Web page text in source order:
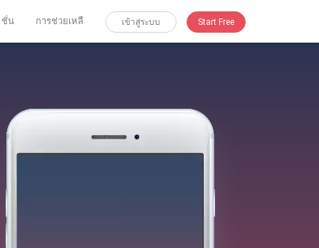
ชั่น การช่วยเหลื เข้าสู่ระบบ Start Free